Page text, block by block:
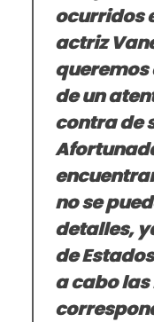
ocurridos
actriz
queremos
de un
contra de
no se
detalles,
de
a cabo